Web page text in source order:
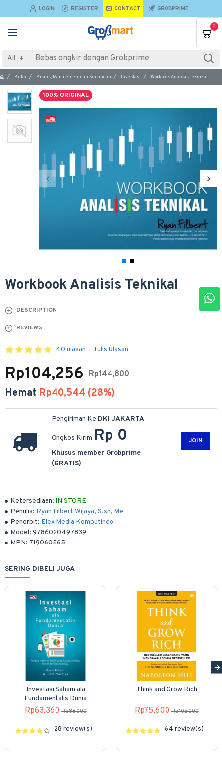
LOGIN REGISTER CONTACT GROBPRIME
0
All
Buku Bisnis, Manajemen, dan Keuangan Investasi Workbook Analisis Teknikal
100% ORIGINAL
Workbook Analisis Teknikal
DESCRIPTION
REVIEWS
Ketersediaan: IN STORE
Penulis: Ryan Filbert Wijaya, S.sn, Me
Penerbit: Elex Media Komputindo
Model: 9786020497839
MPN: 719060565
40 ulasan - Tulis Ulasan
Rp144,800
Rp104,256
Hemat Rp40,544 (28%)
Pengiriman Ke DKI JAKARTA
Ongkos Kirim Rp 0
Khusus member Grobprime
(GRATIS)
JOIN
SERING DIBELI JUGA
Investasi Saham ala
Fundamentalis Dunia
Rp63,360 Rp88,000
28 review(s)
Think and Grow Rich
Rp75,600 Rp105,000
64 review(s)